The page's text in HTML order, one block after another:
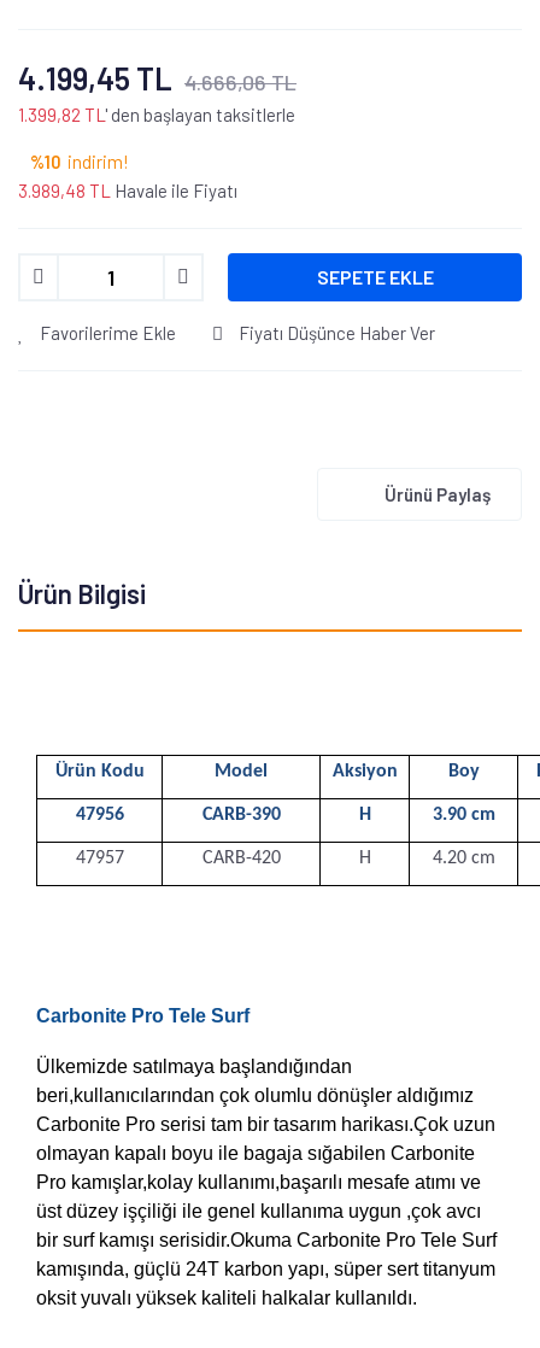
4.199,45 TL 4.666,06 TL
1.399,82 TL ' den başlayan taksitlerle
%10 indirim!
3.989,48 TL
Havale ile Fiyatı
SEPETE EKLE
Favorilerime Ekle Fiyatı Düşünce Haber Ver
Ürünü Paylaş
Ürün Bilgisi
Ürün Kodu Model Aksiyon Boy
47956 CARB-390 H 3.90 cm
47957 CARB-420 H 4.20 cm
Carbonite Pro Tele Surf
Ülkemizde satılmaya başlandığından
beri,kullanıcılarından çok olumlu dönüşler aldığımız
Carbonite Pro serisi tam bir tasarım harikası.Çok uzun
olmayan kapalı boyu ile bagaja sığabilen Carbonite
Pro kamışlar,kolay kullanımı,başarılı mesafe atımı ve
üst düzey işçiliği ile genel kullanıma uygun ,çok avcı
bir surf kamışı serisidir.Okuma Carbonite Pro Tele Surf
kamışında, güçlü 24T karbon yapı, süper sert titanyum
oksit yuvalı yüksek kaliteli halkalar kullanıldı.